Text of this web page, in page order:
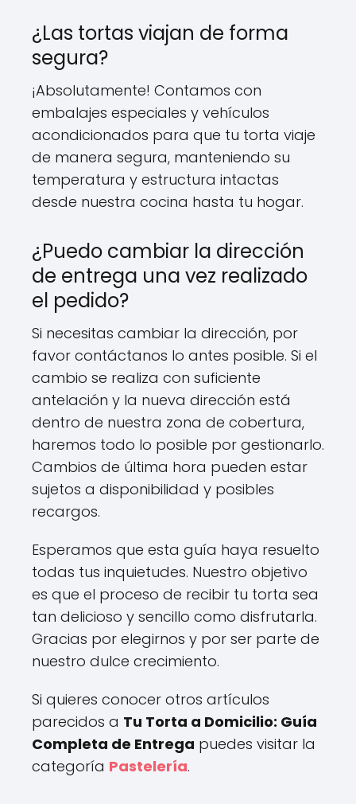
¿Las tortas viajan de forma
segura?
¡Absolutamente! Contamos con
embalajes especiales y vehículos
acondicionados para que tu torta viaje
de manera segura, manteniendo su
temperatura y estructura intactas
desde nuestra cocina hasta tu hogar.
¿Puedo cambiar la dirección
de entrega una vez realizado
el pedido?
Si necesitas cambiar la dirección, por
favor contáctanos lo antes posible. Si el
cambio se realiza con suficiente
antelación y la nueva dirección está
dentro de nuestra zona de cobertura,
haremos todo lo posible por gestionarlo.
Cambios de última hora pueden estar
sujetos a disponibilidad y posibles
recargos.
Esperamos que esta guía haya resuelto
todas tus inquietudes. Nuestro objetivo
es que el proceso de recibir tu torta sea
tan delicioso y sencillo como disfrutarla.
Gracias por elegirnos y por ser parte de
nuestro dulce crecimiento.
Si quieres conocer otros artículos
parecidos a Tu Torta a Domicilio: Guía
Completa de Entrega puedes visitar la
categoría Pastelería.